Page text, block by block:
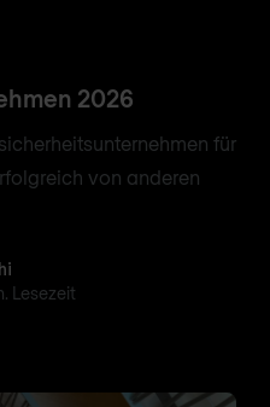
2026
für
von anderen
Lesezeit